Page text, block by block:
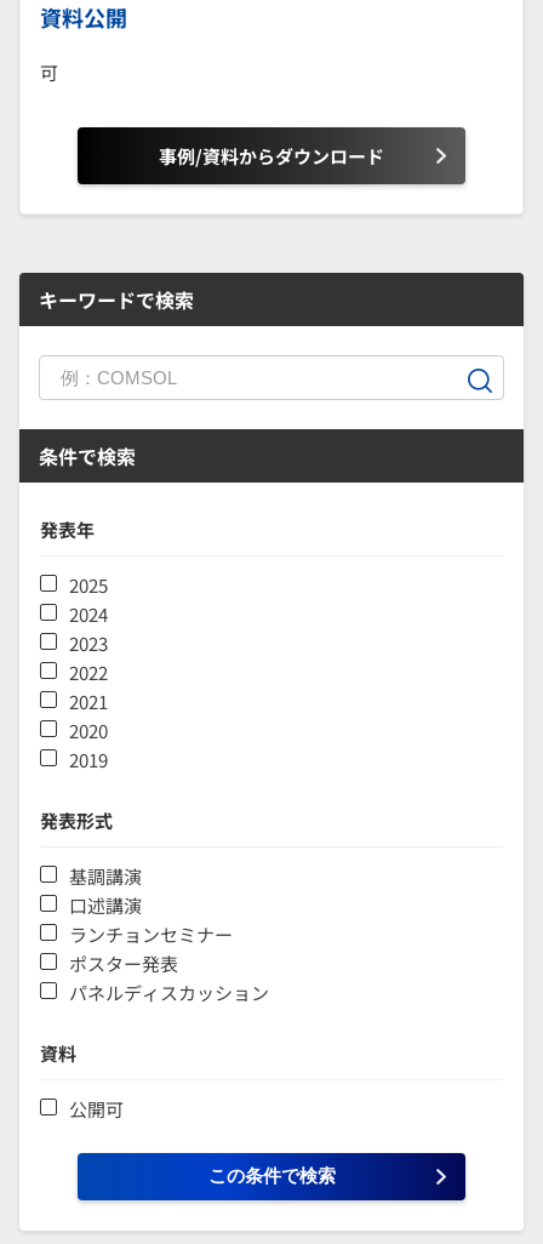
資料公開
可
事例/資料からダウンロード
キーワードで検索
条件で検索
発表年
2025
2024
2023
2022
2021
2020
2019
発表形式
基調講演
口述講演
ランチョンセミナー
ポスター発表
パネルディスカッション
資料
公開可